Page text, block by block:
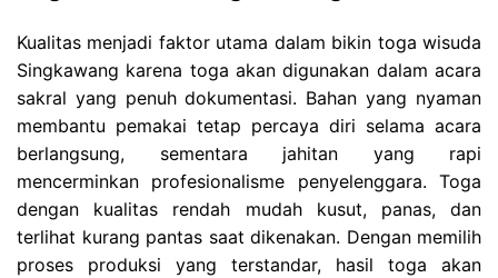
Kualitas menjadi faktor utama dalam bikin toga wisuda
Singkawang karena toga akan digunakan dalam acara
sakral yang penuh dokumentasi. Bahan yang nyaman
membantu pemakai tetap percaya diri selama acara
berlangsung, sementara jahitan yang rapi
mencerminkan profesionalisme penyelenggara. Toga
dengan kualitas rendah mudah kusut, panas, dan
terlihat kurang pantas saat dikenakan. Dengan memilih
proses produksi yang terstandar, hasil toga akan